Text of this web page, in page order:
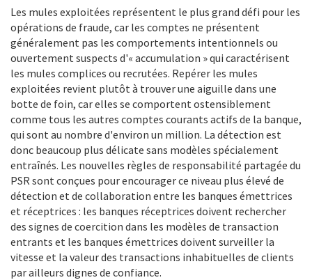
Les mules exploitées représentent le plus grand défi pour les
opérations de fraude, car les comptes ne présentent
généralement pas les comportements intentionnels ou
ouvertement suspects d'« accumulation » qui caractérisent
les mules complices ou recrutées. Repérer les mules
exploitées revient plutôt à trouver une aiguille dans une
botte de foin, car elles se comportent ostensiblement
comme tous les autres comptes courants actifs de la banque,
qui sont au nombre d'environ un million. La détection est
donc beaucoup plus délicate sans modèles spécialement
entraînés. Les nouvelles règles de responsabilité partagée du
PSR sont conçues pour encourager ce niveau plus élevé de
détection et de collaboration entre les banques émettrices
et réceptrices : les banques réceptrices doivent rechercher
des signes de coercition dans les modèles de transaction
entrants et les banques émettrices doivent surveiller la
vitesse et la valeur des transactions inhabituelles de clients
par ailleurs dignes de confiance.